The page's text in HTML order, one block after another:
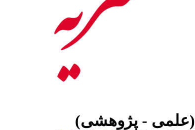
(علمی - پژوهشی)